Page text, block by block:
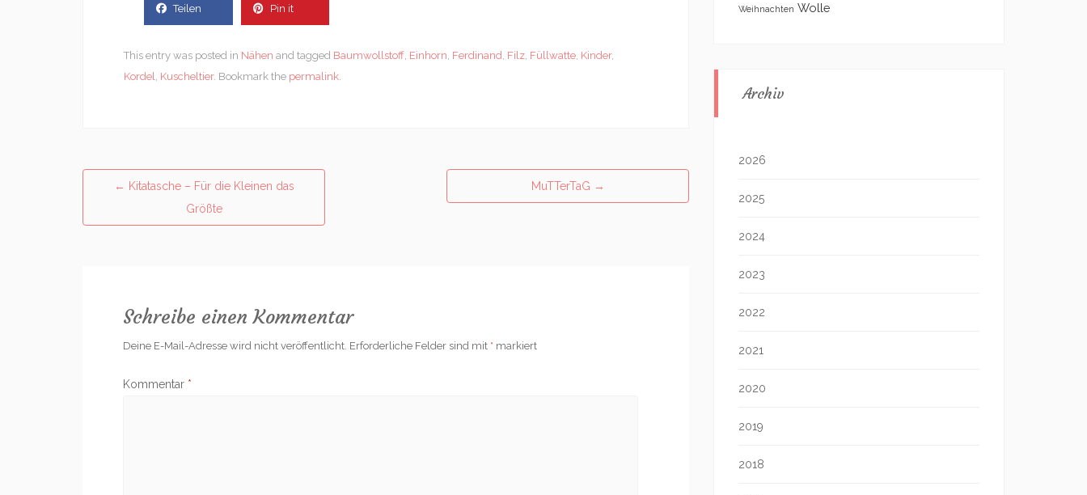
Teilen Pin it
This entry was posted in Nähen and tagged Baumwollstoff, Einhorn, Ferdinand, Filz, Füllwatte, Kinder,
Kordel, Kuscheltier. Bookmark the permalink.
Post
navigation
← Kitatasche – Für die Kleinen das
Größte
MuTTerTaG →
Schreibe einen Kommentar
Deine E-Mail-Adresse wird nicht veröffentlicht. Erforderliche Felder sind mit * markiert
Kommentar *
Weihnachten Wolle
Archiv
2026
2025
2024
2023
2022
2021
2020
2019
2018